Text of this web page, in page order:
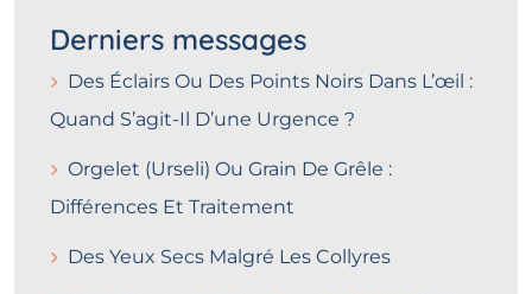
Derniers messages
Des Éclairs Ou Des Points Noirs Dans L’œil :
Quand S’agit-Il D’une Urgence ?
Orgelet (Urseli) Ou Grain De Grêle :
Différences Et Traitement
Des Yeux Secs Malgré Les Collyres